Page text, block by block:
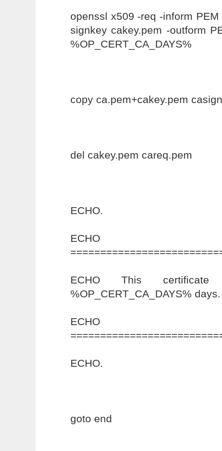
openssl x509 -req -inform
signkey cakey.pem -outform
%OP_CERT_CA_DAYS%
copy ca.pem+cakey.pem
del cakey.pem careq.pem
ECHO.
ECHO
ECHO This
%OP_CERT_CA_DAYS% days.
ECHO
ECHO.
goto end